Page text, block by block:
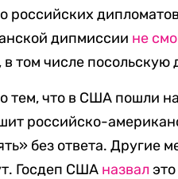
российских
дипмиссии не
в том числе
тем, что в США пошли
российско-
без ответа.
Госдеп США назвал